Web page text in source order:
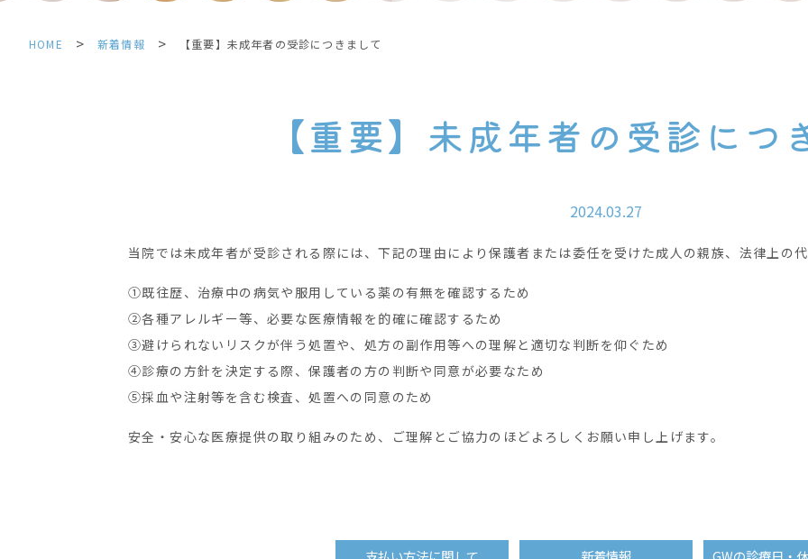
HOME > 新着情報 > 【重要】未成年者の受診につきまして
【重要】未成年者の受診につ
2024.03.27
当院では未成年者が受診される際には、下記の理由により保護者または委任を受けた成人の親族、法律上の
①既往歴、治療中の病気や服用している薬の有無を確認するため
②各種アレルギー等、必要な医療情報を的確に確認するため
③避けられないリスクが伴う処置や、処方の副作用等への理解と適切な判断を仰ぐため
④診療の方針を決定する際、保護者の方の判断や同意が必要なため
⑤採血や注射等を含む検査、処置への同意のため
安全・安心な医療提供の取り組みのため、ご理解とご協力のほどよろしくお願い申し上げます。